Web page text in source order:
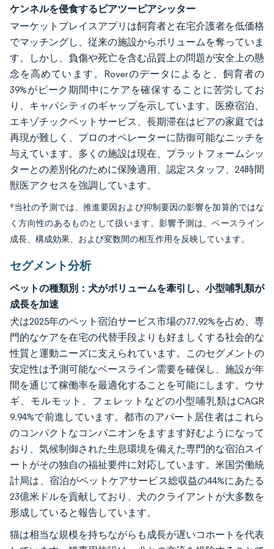
ケンネルを侵食するピアツーピアシッター
マーケットプレイスアプリは飼育者と在宅介護者を低価格
でマッチングし、従来の施設からボリュームを奪っていま
す。しかし、負傷や死亡を含む品質上の問題が安全上の懸
念を高めています。Roverのデータによると、飼育者の
39%がピーク期間中にケアを確保することに苦労してお
り、キャパシティのギャップを示しています。医療宿泊、
エキゾチックペットサービス、長期滞在はピアの家庭では
再現が難しく、プロのオペレーターに防御可能なニッチを
与えています。多くの施設は現在、プラットフォームシッ
ターとの差別化のために保険適用、認定スタッフ、24時間
獣医アクセスを強調しています。
*当社の予測では、推進要因および抑制要因の影響を加算的ではな
く方向性のあるものとして扱います。影響予測は、ベースライン
成長、構成効果、および変数間の相互作用を反映しています。
セグメント分析
ペットの種類別：犬がボリュームを牽引し、小型哺乳類が
成長を加速
犬は2025年のペット宿泊サービス市場の77.92%を占め、専
門的なケアを在宅の代替手段よりも好ましくする社会的な
性質と運動ニーズに支えられています。このセグメントの
安定性は予測可能なベースライン需要を確保し、施設が年
間を通じて稼働率を最適化することを可能にします。ウサ
ギ、モルモット、フェレットなどの小型哺乳類はCAGR
9.94%で前進しています。都市のアパート居住者はこれら
のコンパクトなコンパニオンをますます好むようになって
おり、気候制御された生息環境を備えた専門的な宿泊スイ
ートがその独自の福祉要件に対応しています。米国労働統
計局は、宿泊がペットケアサービス総収益の44%にあたる
23億米ドルを貢献しており、犬のクライアントが大多数を
形成していると報告しています。
猫は相当な規模を持ちながらも成長が遅いコホートを代表